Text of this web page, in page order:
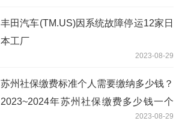
丰田汽车(TM.US)因系统故障停运12家日
本工厂
2023-08-29
苏州社保缴费标准个人需要缴纳多少钱？
2023~2024年苏州社保缴费多少钱一个
2023-08-29